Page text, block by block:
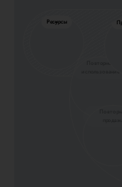
Ресурсы